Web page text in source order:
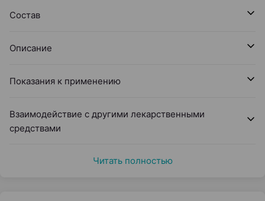
Состав
Описание
Показания к применению
Взаимодействие с другими лекарственными
средствами
Читать полностью